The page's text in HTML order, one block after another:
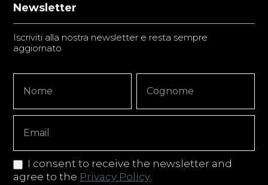
Newsletter
Iscriviti alla nostra newsletter e resta sempre
aggiornato
Signup
Copy
I consent to receive the newsletter and
agree to the Privacy Policy